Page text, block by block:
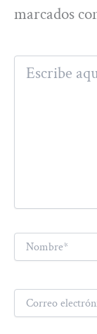
marcados
Escribe
aquí...
electrónico*